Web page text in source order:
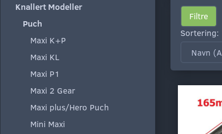
Knallert Modeller
Puch
Maxi K+P
Maxi KL
Maxi P1
Maxi 2 Gear
Maxi plus/Hero Puch
Mini Maxi
Filtre
Sortering: